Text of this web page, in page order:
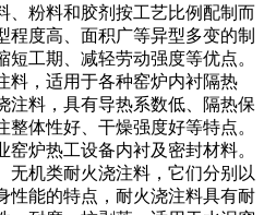
、粉料和胶剂按工艺比例配制而
程度高、面积广等异型多变的制
工期、减轻劳动强度等优点。
料，适用于各种窑炉内衬隔热
注料，具有导热系数低、隔热保
体性好、干燥强度好等特点。
炉热工设备内衬及密封材料。
无机类耐火浇注料，它们分别以
性能的特点，耐火浇注料具有耐